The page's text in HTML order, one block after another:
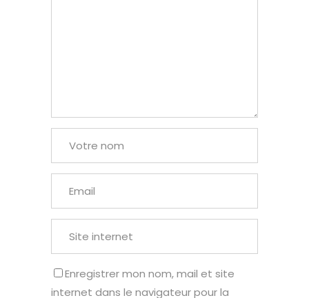
Enregistrer mon nom, mail et site
internet dans le navigateur pour la